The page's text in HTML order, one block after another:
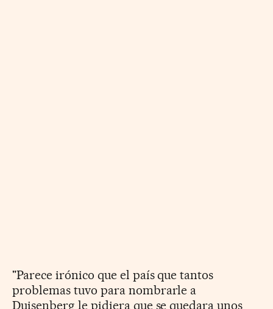
"Parece irónico que el país que tantos
problemas tuvo para nombrarle a
Duisenberg le pidiera que se quedara unos